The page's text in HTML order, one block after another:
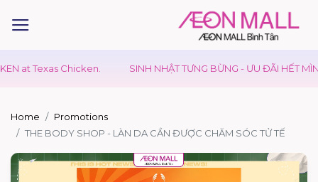
at Texas Chicken. SINH NHẬT TƯNG BỪNG - ƯU ĐÃI HẾT MÌNH
Home
Promotions
THE BODY SHOP - LÀN DA CẦN ĐƯỢC CHĂM SÓC TỬ TẾ